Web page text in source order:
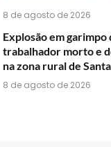
8 de agosto de 2026
Explosão em garimpo
trabalhador morto e
na zona rural de
8 de agosto de 2026